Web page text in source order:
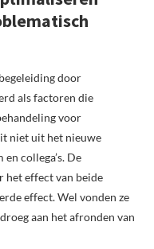
door
als factoren die
voor
niet uit het nieuwe
collega’s. De
het effect van beide
effect. Wel vonden ze
aan het afronden van